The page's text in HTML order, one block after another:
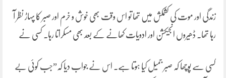
زندگی اور موت کی کشمکش میں تھا تو اس وقت بھی خوش و خرم اور صبر کا پہاڑ نظر آ
رہا تھا۔ ڈھیروں انجیکشن اور ادویات کھانے کے بعد بھی مسکراتا رہا۔ کسی نے
کسی سے پوچھا کہ صبر جمیل کیا ہوتا ہے۔ اس نے جواب دیا کہ”جب کوئی بے